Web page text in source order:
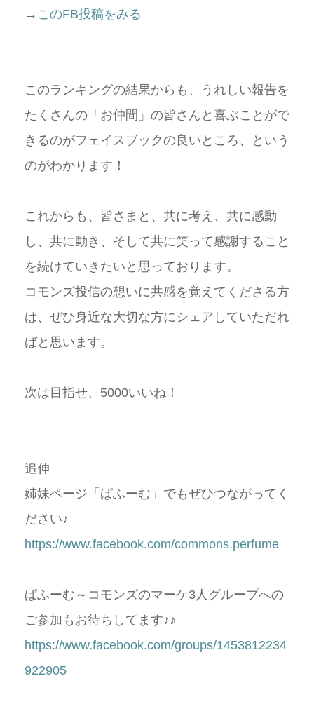
→ このFB投稿をみる
このランキングの結果からも、うれしい報告を
たくさんの「お仲間」の皆さんと喜ぶことがで
きるのがフェイスブックの良いところ、という
のがわかります！
これからも、皆さまと、共に考え、共に感動
し、共に動き、そして共に笑って感謝すること
を続けていきたいと思っております。
コモンズ投信の想いに共感を覚えてくださる方
は、ぜひ身近な大切な方にシェアしていただれ
ばと思います。
次は目指せ、5000いいね！
追伸
姉妹ページ「ぱふーむ」でもぜひつながってく
ださい♪
https://www.facebook.com/commons.perfume
ぱふーむ～コモンズのマーケ3人グループへの
ご参加もお待ちしてます♪♪
https://www.facebook.com/groups/1453812234
922905